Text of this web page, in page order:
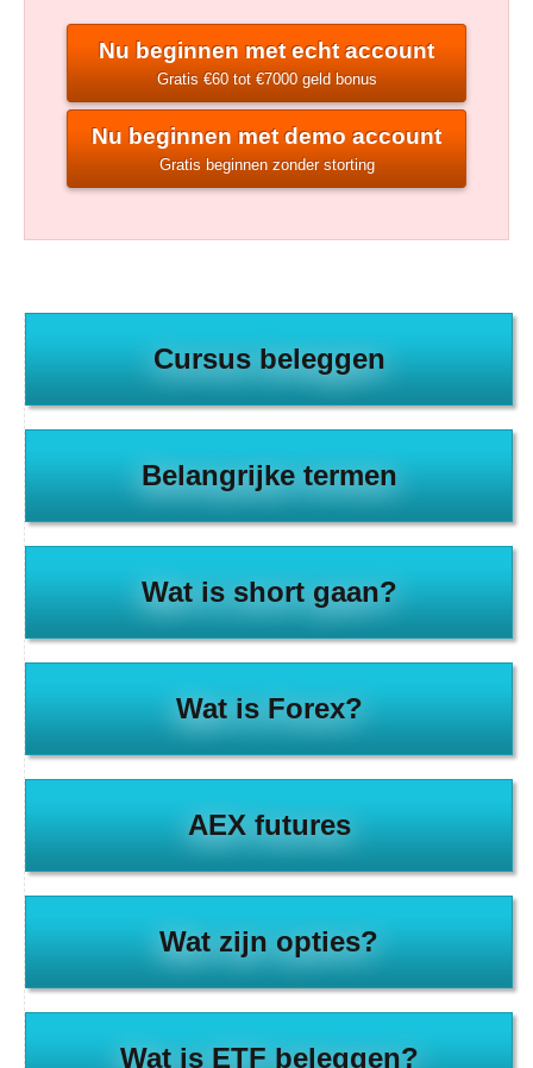
Nu beginnen met echt account
Gratis €60 tot €7000 geld bonus
Nu beginnen met demo account
Gratis beginnen zonder storting
Cursus beleggen
Belangrijke termen
Wat is short gaan?
Wat is Forex?
AEX futures
Wat zijn opties?
Wat is ETF beleggen?